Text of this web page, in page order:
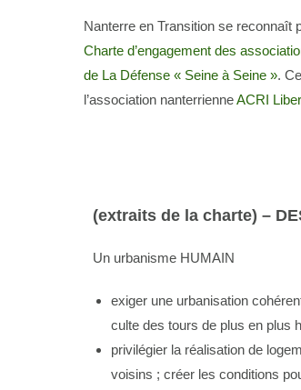
Nanterre en Transition se reconnaît
Charte d’engagement des
de La Défense « Seine à Seine ».
l’association nanterrienneACRI
(extraits de la charte) –
Un urbanisme HUMAIN
exiger une urbanisation
culte des tours de plus en plus
privilégier la réalisation de
voisins ; créer les conditions